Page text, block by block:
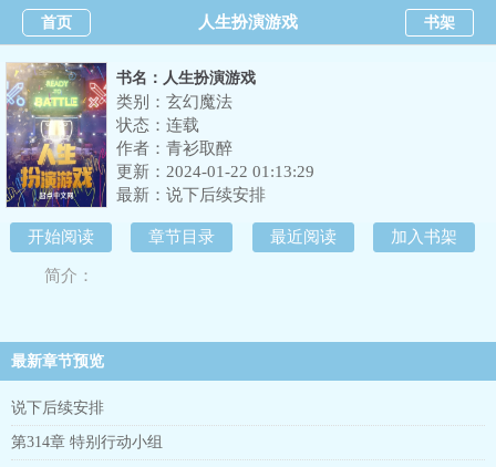
首页 人生扮演游戏 书架
书名：人生扮演游戏
类别：玄幻魔法
状态：连载
作者： 青衫取醉
更新：2024-01-22 01:13:29
最新： 说下后续安排
开始阅读 章节目录 最近阅读 加入书架
简介：
最新章节预览
说下后续安排
第314章 特别行动小组